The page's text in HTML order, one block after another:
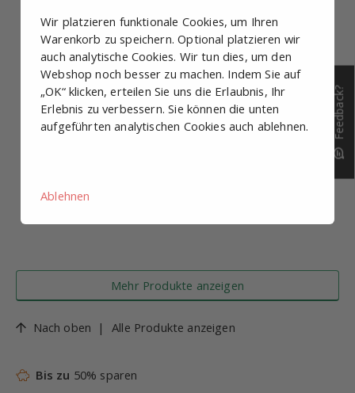
Mehr Produkte anzeigen
Nach oben | Alle Produkte anzeigen
Bis zu 50% sparen
Wir platzieren funktionale Cookies, um Ihren
Warenkorb zu speichern. Optional platzieren wir
auch analytische Cookies. Wir tun dies, um den
Webshop noch besser zu machen. Indem Sie auf
„OK“ klicken, erteilen Sie uns die Erlaubnis, Ihr
Erlebnis zu verbessern. Sie können die unten
aufgeführten analytischen Cookies auch ablehnen.
Ablehnen
Feedback?